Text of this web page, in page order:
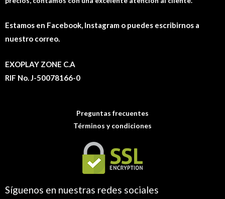
Estamos en Facebook, Instagram o puedes escribirnos a
nuestro correo.
EXOPLAY ZONE C.A
RIF No. J-50078166-0
Preguntas frecuentes
Términos y condiciones
Síguenos en nuestras redes sociales